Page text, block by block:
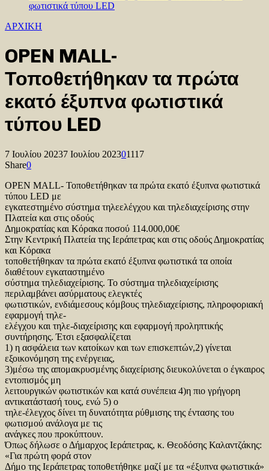
φωτιστικά τύπου LED
ΑΡΧΙΚΗ
OPEN MALL-
Τοποθετήθηκαν τα πρώτα
εκατό έξυπνα φωτιστικά
τύπου LED
7 Ιουλίου 20237 Ιουλίου 202301117
Share0
OPEN MALL- Τοποθετήθηκαν τα πρώτα εκατό έξυπνα φωτιστικά
τύπου LED με
εγκατεστημένο σύστημα τηλεελέγχου και τηλεδιαχείρισης στην
Πλατεία και στις οδούς
Δημοκρατίας και Κόρακα ποσού 114.000,00€
Στην Κεντρική Πλατεία της Ιεράπετρας και στις οδούς Δημοκρατίας
και Κόρακα
τοποθετήθηκαν τα πρώτα εκατό έξυπνα φωτιστικά τα οποία
διαθέτουν εγκαταστημένο
σύστημα τηλεδιαχείρισης. Το σύστημα τηλεδιαχείρισης
περιλαμβάνει ασύρματους ελεγκτές
φωτιστικών, ενδιάμεσους κόμβους τηλεδιαχείρισης, πληροφοριακή
εφαρμογή τηλε-
ελέγχου και τηλε-διαχείρισης και εφαρμογή προληπτικής
συντήρησης. Έτσι εξασφαλίζεται
1) η ασφάλεια των κατοίκων και των επισκεπτών,2) γίνεται
εξοικονόμηση της ενέργειας,
3)μέσω της απομακρυσμένης διαχείρισης διευκολύνεται ο έγκαιρος
εντοπισμός μη
λειτουργικών φωτιστικών και κατά συνέπεια 4)η πιο γρήγορη
αντικατάστασή τους, ενώ 5) ο
τηλε-έλεγχος δίνει τη δυνατότητα ρύθμισης της έντασης του
φωτισμού ανάλογα με τις
ανάγκες που προκύπτουν.
Όπως δήλωσε ο Δήμαρχος Ιεράπετρας, κ. Θεοδόσης Καλαντζάκης:
«Για πρώτη φορά στον
Δήμο της Ιεράπετρας τοποθετήθηκε μαζί με τα «έξυπνα φωτιστικά»